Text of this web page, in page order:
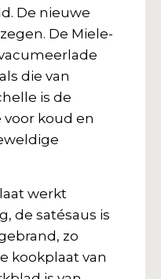
De nieuwe
De Miele-
die van
is de
koud en
werkt
de satésaus is
zo
kookplaat van